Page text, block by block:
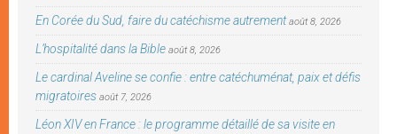
En Corée du Sud, faire du catéchisme autrement août 8, 2026
L’hospitalité dans la Bible août 8, 2026
Le cardinal Aveline se confie : entre catéchuménat, paix et défis
migratoires août 7, 2026
Léon XIV en France : le programme détaillé de sa visite en